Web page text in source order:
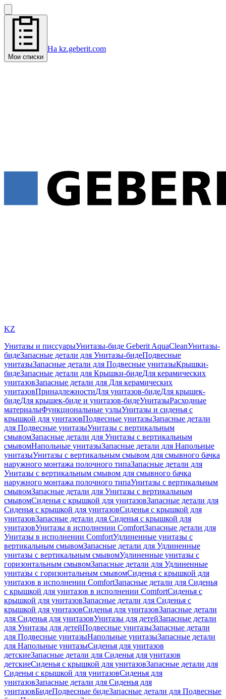
Мои списки
На kz.geberit.com
KZ
Унитазы и писсуарыУнитазы-биде Geberit AquaCleanУнитазы-
бидеЗапасные детали для Унитазы-бидеПодвесные
унитазыЗапасные детали для Подвесные унитазыКрышки-
бидеЗапасные детали для Крышки-бидеДля керамических
унитазовЗапасные детали для Для керамических
унитазовПринадлежностиДля унитазов-бидеДля крышек-
бидеДля крышек-биде и унитазов-бидеУнитазыРасходные
материалыФункциональные узлыУнитазы и сиденья с
крышкой для унитазовПодвесные унитазыЗапасные детали
для Подвесные унитазыУнитазы с вертикальным
смывомЗапасные детали для Унитазы с вертикальным
смывомНапольные унитазыЗапасные детали для Напольные
унитазыУнитазы с вертикальным смывом для смывного бачка
наружного монтажа полочного типаЗапасные детали для
Унитазы с вертикальным смывом для смывного бачка
наружного монтажа полочного типаУнитазы с вертикальным
смывомЗапасные детали для Унитазы с вертикальным
смывомСиденья с крышкой для унитазовЗапасные детали для
Сиденья с крышкой для унитазовСиденья с крышкой для
унитазовЗапасные детали для Сиденья с крышкой для
унитазовУнитазы в исполнении ComfortЗапасные детали для
Унитазы в исполнении ComfortУдлиненные унитазы с
вертикальным смывомЗапасные детали для Удлиненные
унитазы с вертикальным смывомУдлиненные унитазы с
горизонтальным смывомЗапасные детали для Удлиненные
унитазы с горизонтальным смывомСиденья с крышкой для
унитазов в исполнении ComfortЗапасные детали для Сиденья
с крышкой для унитазов в исполнении ComfortСиденья с
крышкой для унитазовЗапасные детали для Сиденья с
крышкой для унитазовСиденья для унитазовЗапасные детали
для Сиденья для унитазовУнитазы для детейЗапасные детали
для Унитазы для детейПодвесные унитазыЗапасные детали
для Подвесные унитазыНапольные унитазыЗапасные детали
для Напольные унитазыСиденья для унитазов
детскиеЗапасные детали для Сиденья для унитазов
детскиеСиденья с крышкой для унитазовЗапасные детали для
Сиденья с крышкой для унитазовСиденья для
унитазовЗапасные детали для Сиденья для
унитазовБидеПодвесные бидеЗапасные детали для Подвесные